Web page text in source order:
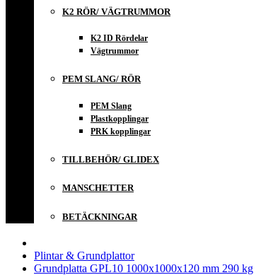
K2 RÖR/ VÄGTRUMMOR
K2 ID Rördelar
Vägtrummor
PEM SLANG/ RÖR
PEM Slang
Plastkopplingar
PRK kopplingar
TILLBEHÖR/ GLIDEX
MANSCHETTER
BETÄCKNINGAR
Plintar & Grundplattor
Grundplatta GPL10 1000x1000x120 mm 290 kg